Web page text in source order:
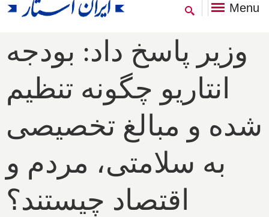
Menu
وزیر پاسخ داد: بودجه
انتاریو چگونه تنظیم
شده و مبالغ تخصیصی
به سلامتی، مردم و
اقتصاد چیستند؟